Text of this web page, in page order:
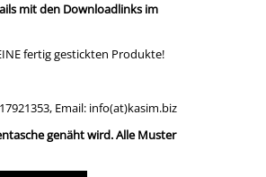
mit den Downloadlinks im
fertig gestickten Produkte!
Email: info(at)kasim.biz
genäht wird. Alle Muster